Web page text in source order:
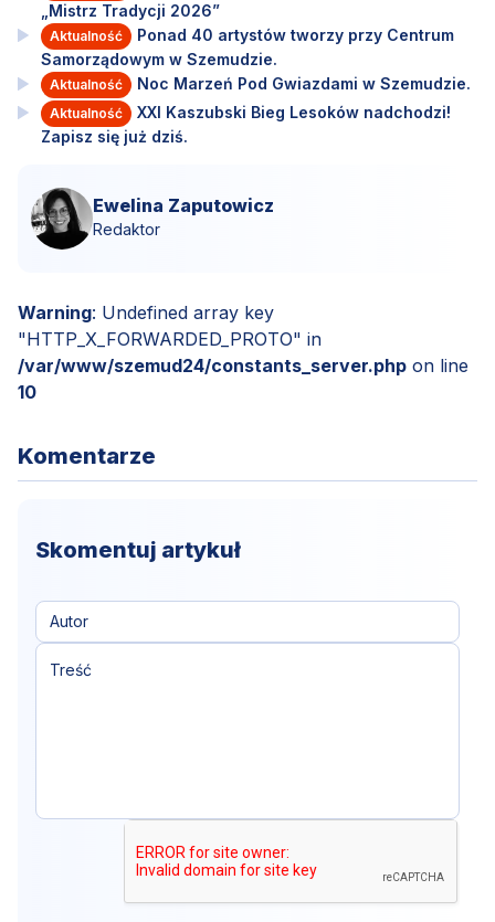
„Mistrz Tradycji 2026”
Aktualność
Ponad 40 artystów tworzy przy Centrum
Samorządowym w Szemudzie.
Aktualność Noc Marzeń Pod Gwiazdami w Szemudzie.
Aktualność
XXI Kaszubski Bieg Lesoków nadchodzi!
Zapisz się już dziś.
Ewelina Zaputowicz
Redaktor
Warning: Undefined array key
"HTTP_X_FORWARDED_PROTO" in
/var/www/szemud24/constants_server.php on line
10
Komentarze
Skomentuj artykuł